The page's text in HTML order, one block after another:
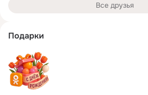
Все друзья
Подарки